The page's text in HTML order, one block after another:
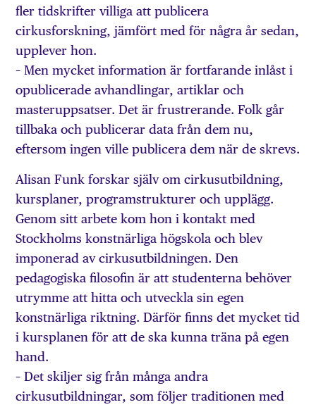
fler tidskrifter villiga att publicera
cirkusforskning, jämfört med för några år sedan,
upplever hon.
– Men mycket information är fortfarande inlåst i
opublicerade avhandlingar, artiklar och
masteruppsatser. Det är frustrerande. Folk går
tillbaka och publicerar data från dem nu,
eftersom ingen ville publicera dem när de skrevs.
Alisan Funk forskar själv om cirkusutbildning,
kursplaner, programstrukturer och upplägg.
Genom sitt arbete kom hon i kontakt med
Stockholms konstnärliga högskola och blev
imponerad av cirkusutbildningen. Den
pedagogiska filosofin är att studenterna behöver
utrymme att hitta och utveckla sin egen
konstnärliga riktning. Därför finns det mycket tid
i kursplanen för att de ska kunna träna på egen
hand.
– Det skiljer sig från många andra
cirkusutbildningar, som följer traditionen med